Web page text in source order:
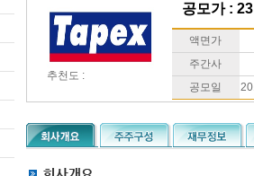
추천도 :
공모가 :
액면가
주간사
공모일